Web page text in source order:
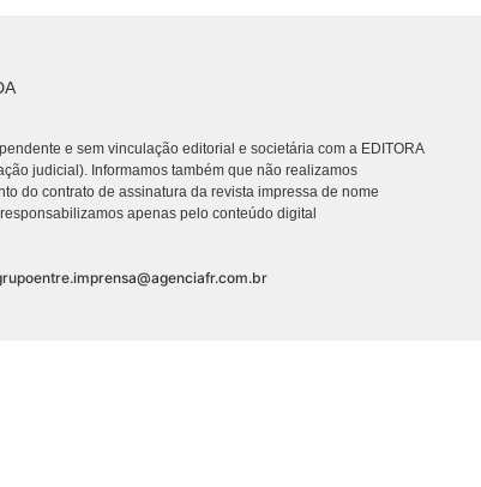
e sem vinculação editorial e societária com a EDITORA
judicial). Informamos também que não realizamos
do contrato de assinatura da revista impressa de nome
apenas pelo conteúdo digital